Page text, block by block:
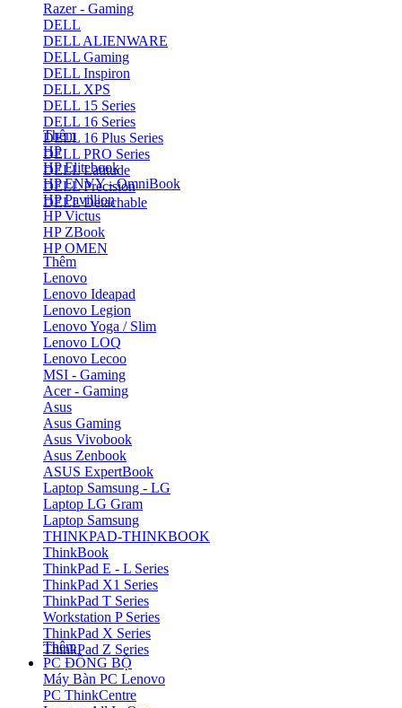
Razer - Gaming
DELL
DELL ALIENWARE
DELL Gaming
DELL Inspiron
DELL XPS
DELL 15 Series
DELL 16 Series
DELL 16 Plus Series
DELL PRO Series
DELL Latitude
DELL Precision
DELL Detachable
Thêm
HP
HP Elitebook
HP ENVY - OmniBook
HP Pavillion
HP Victus
HP ZBook
HP OMEN
Thêm
Lenovo
Lenovo Ideapad
Lenovo Legion
Lenovo Yoga / Slim
Lenovo LOQ
Lenovo Lecoo
MSI - Gaming
Acer - Gaming
Asus
Asus Gaming
Asus Vivobook
Asus Zenbook
ASUS ExpertBook
Laptop Samsung - LG
Laptop LG Gram
Laptop Samsung
THINKPAD-THINKBOOK
ThinkBook
ThinkPad E - L Series
ThinkPad X1 Series
ThinkPad T Series
Workstation P Series
ThinkPad X Series
ThinkPad Z Series
Thêm
PC ĐỒNG BỘ
Máy Bàn PC Lenovo
PC ThinkCentre